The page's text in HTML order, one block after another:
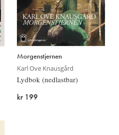
Morgenstjernen
Karl Ove Knausgård
Lydbok (nedlastbar)
kr 199